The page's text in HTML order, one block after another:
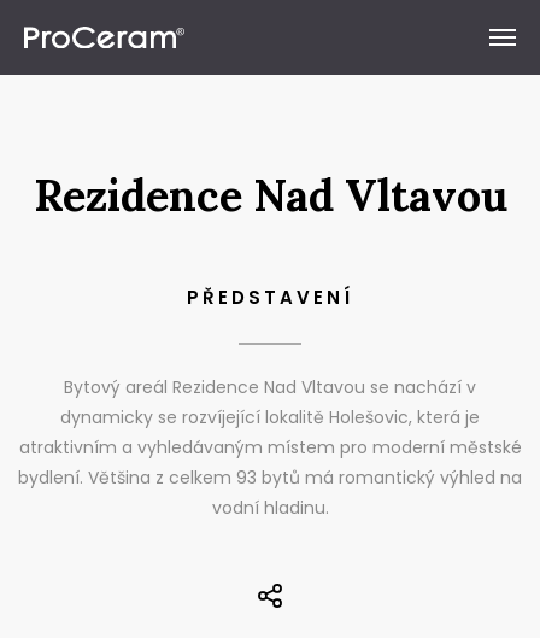
Rezidence Nad Vltavou
PŘEDSTAVENÍ
Bytový areál Rezidence Nad Vltavou se nachází v
dynamicky se rozvíjející lokalitě Holešovic, která je
atraktivním a vyhledávaným místem pro moderní městské
bydlení. Většina z celkem 93 bytů má romantický výhled na
vodní hladinu.